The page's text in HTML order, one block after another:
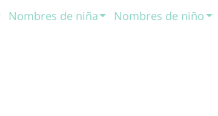
Nombres de niña Nombres de niño